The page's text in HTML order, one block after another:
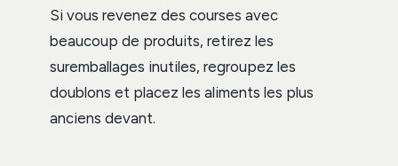
Si vous revenez des courses avec
beaucoup de produits, retirez les
suremballages inutiles, regroupez les
doublons et placez les aliments les plus
anciens devant.